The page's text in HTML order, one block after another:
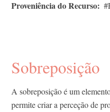
Proveniência do Recurso
Sobreposição
A sobreposição é um
permite criar a perceção de